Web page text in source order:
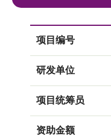
项目编号
研发单位
项目统筹员
资助金额